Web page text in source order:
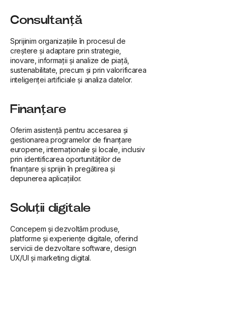
Consultanță
Sprijinim organizațiile în procesul de
creștere și adaptare prin strategie,
inovare, informații și analize de piață,
sustenabilitate, precum și prin valorificarea
inteligenței artificiale și analiza datelor.
Finanțare
Oferim asistență pentru accesarea și
gestionarea programelor de finanțare
europene, internaționale și locale, inclusiv
prin identificarea oportunităților de
finanțare și sprijin în pregătirea și
depunerea aplicațiilor.
Soluții digitale
Concepem și dezvoltăm produse,
platforme și experiențe digitale, oferind
servicii de dezvoltare software, design
UX/UI și marketing digital.